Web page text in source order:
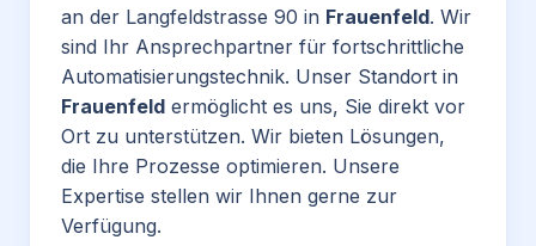
an der Langfeldstrasse 90 in Frauenfeld. Wir
sind Ihr Ansprechpartner für fortschrittliche
Automatisierungstechnik. Unser Standort in
Frauenfeld ermöglicht es uns, Sie direkt vor
Ort zu unterstützen. Wir bieten Lösungen,
die Ihre Prozesse optimieren. Unsere
Expertise stellen wir Ihnen gerne zur
Verfügung.